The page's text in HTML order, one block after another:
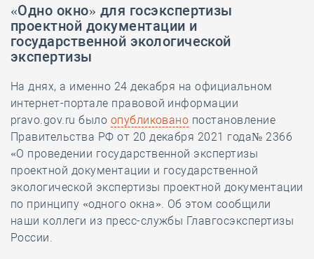
«Одно окно» для госэкспертизы
проектной документации и
государственной экологической
экспертизы
На днях, а именно 24 декабря на официальном
интернет-портале правовой информации
pravo.gov.ru было опубликовано постановление
Правительства РФ от 20 декабря 2021 года№ 2366
«О проведении государственной экспертизы
проектной документации и государственной
экологической экспертизы проектной документации
по принципу «одного окна». Об этом сообщили
наши коллеги из пресс-службы Главгосэкспертизы
России.